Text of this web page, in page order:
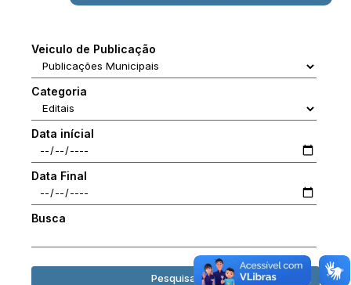
Veiculo de Publicação
Categoria
Data inícial
Data Final
Busca
Pesquisar